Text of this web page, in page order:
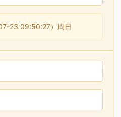
23 09:50:27）周日